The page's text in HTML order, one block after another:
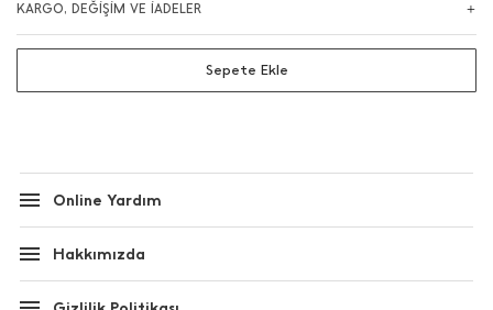
Sepete Ekle
KARGO, DEĞİŞİM VE İADELER
Online Yardım
Hakkımızda